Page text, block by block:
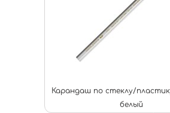
Карандаш по стеклу/
белый